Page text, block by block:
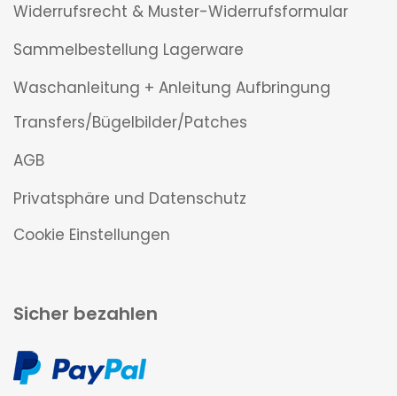
Widerrufsrecht & Muster-Widerrufsformular
Sammelbestellung Lagerware
Waschanleitung + Anleitung Aufbringung
Transfers/Bügelbilder/Patches
AGB
Privatsphäre und Datenschutz
Cookie Einstellungen
Sicher bezahlen